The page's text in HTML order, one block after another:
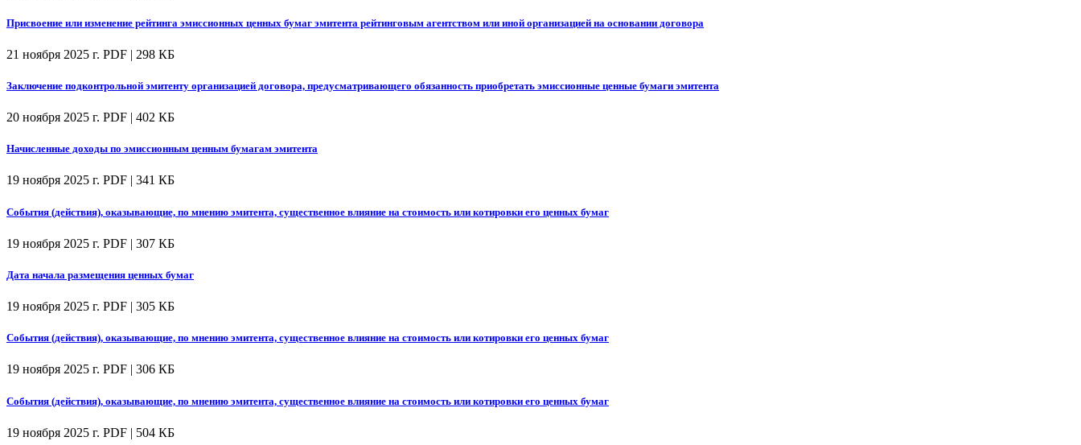
Присвоение или изменение рейтинга эмиссионных ценных бумаг эмитента рейтинговым агентством или иной организацией на основании договора
21 ноября 2025 г. PDF | 298 КБ
Заключение подконтрольной эмитенту организацией договора, предусматривающего обязанность приобретать эмиссионные ценные бумаги эмитента
20 ноября 2025 г. PDF | 402 КБ
Начисленные доходы по эмиссионным ценным бумагам эмитента
19 ноября 2025 г. PDF | 341 КБ
События (действия), оказывающие, по мнению эмитента, существенное влияние на стоимость или котировки его ценных бумаг
19 ноября 2025 г. PDF | 307 КБ
Дата начала размещения ценных бумаг
19 ноября 2025 г. PDF | 305 КБ
События (действия), оказывающие, по мнению эмитента, существенное влияние на стоимость или котировки его ценных бумаг
19 ноября 2025 г. PDF | 306 КБ
События (действия), оказывающие, по мнению эмитента, существенное влияние на стоимость или котировки его ценных бумаг
19 ноября 2025 г. PDF | 504 КБ